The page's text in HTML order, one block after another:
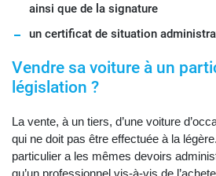
ainsi que de la signature
un certificat de situation
Vendre sa voiture à un
législation ?
La vente, à un tiers, d’une voiture
qui ne doit pas être effectuée à la
particulier a les mêmes devoirs